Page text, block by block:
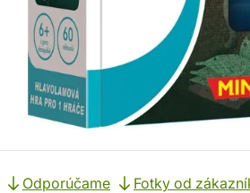
Odporúčame Fotky od